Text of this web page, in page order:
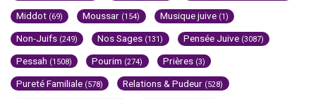
Middot (69) Moussar (154) Musique juive (1)
Non-Juifs (249) Nos Sages (131) Pensée Juive (3087)
Pessah (1508) Pourim (274) Prières (3)
Pureté Familiale (578) Relations & Pudeur (528)